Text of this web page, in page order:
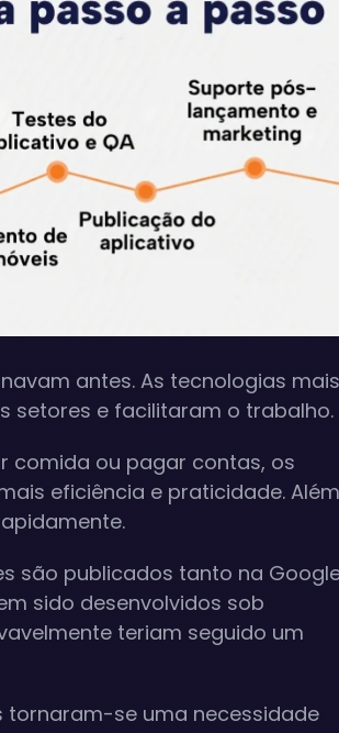
antes. As tecnologias mais
setores e facilitaram o trabalho.
comida ou pagar contas, os
eficiência e praticidade. Além
são publicados tanto na
sido desenvolvidos sob
teriam seguido um
tornaram-se uma necessidade